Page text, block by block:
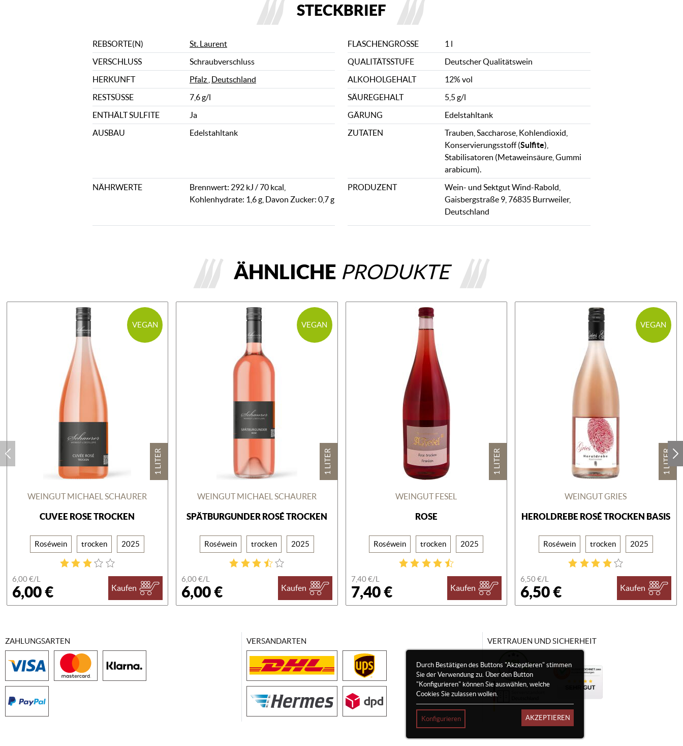
STECKBRIEF
REBSORTE(N) St. Laurent FLASCHENGRÖSSE
1 l
VERSCHLUSS
Schraubverschluss QUALITÄTSSTUFE
Deutscher Qualitätswein
HERKUNFT
Pfalz Deutschland ALKOHOLGEHALT
12% vol
RESTSÜSSE
7,6 g/l SÄUREGEHALT
5,5 g/l
ENTHÄLT SULFITE
Ja GÄRUNG
Edelstahltank
AUSBAU
Edelstahltank ZUTATEN
Trauben, Saccharose, Kohlendioxid,
Konservierungsstoff (Sulfite),
Stabilisatoren (Metaweinsäure, Gummi
arabicum).
NÄHRWERTE
Brennwert: 292 kJ / 70 kcal,
Kohlenhydrate: 1,6 g, Davon Zucker: 0,7 g
PRODUZENT
Wein- und Sektgut Wind-Rabold,
Gaisbergstraße 9, 76835 Burrweiler,
Deutschland
ÄHNLICHE PRODUKTE
VEGAN
1 LITER
WEINGUT MICHAEL SCHAURER
CUVEE ROSE TROCKEN
Roséwein trocken 2025
6,00 €/L
6,00 € Kaufen
VEGAN
1 LITER
WEINGUT MICHAEL SCHAURER
SPÄTBURGUNDER ROSÉ TROCKEN
Roséwein trocken 2025
6,00 €/L
6,00 € Kaufen
1 LITER
WEINGUT FESEL
ROSE
Roséwein trocken 2025
7,40 €/L
7,40 € Kaufen
VEGAN
1 LITER
WEINGUT GRIES
HEROLDREBE ROSÉ TROCKEN BASIS
Roséwein trocken 2025
6,50 €/L
6,50 € Kaufen
Durch Bestätigen des Buttons "Akzeptieren" stimmen
Sie der Verwendung zu. Über den Button
"Konfigurieren" können Sie auswählen, welche
Cookies Sie zulassen wollen.
Konfigurieren AKZEPTIEREN
ZAHLUNGSARTEN VERSANDARTEN VERTRAUEN UND SICHERHEIT